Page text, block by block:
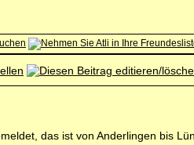
das ist von Anderlingen bis